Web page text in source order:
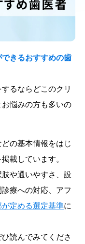
きるおすすめの歯
るならどこのクリ
悩みの方も多いの
の基本情報をはじ
載しています。
や通いやすさ、設
療への対応、アフ
定める選定基準に
読んでみてくださ